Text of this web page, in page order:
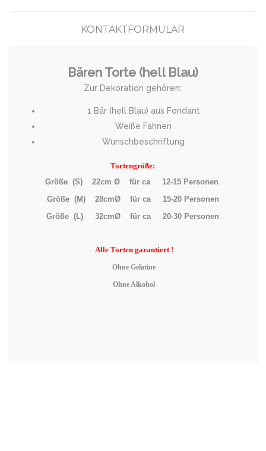
KONTAKTFORMULAR
Bären Torte (hell Blau)
Zur Dekoration gehören:
1 Bär (hell Blau) aus Fondant
Weiße Fahnen
Wunschbeschriftung
Tortengröße:
Größe (S) 22cm Ø für ca 12-15 Personen
Größe (M) 28cmØ für ca 15-20 Personen
Größe (L) 32cmØ für ca 20-30 Personen
AlleTorten garantiert !
Ohne Gelatine
Ohne Alkohol